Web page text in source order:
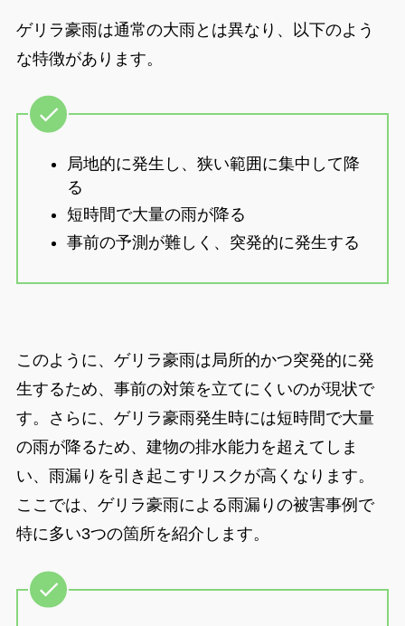
ゲリラ豪雨は通常の大雨とは異なり、以下のよう
な特徴があります。
局地的に発生し、狭い範囲に集中して降
る
短時間で大量の雨が降る
事前の予測が難しく、突発的に発生する
このように、ゲリラ豪雨は局所的かつ突発的に発
生するため、事前の対策を立てにくいのが現状で
す。さらに、ゲリラ豪雨発生時には短時間で大量
の雨が降るため、建物の排水能力を超えてしま
い、雨漏りを引き起こすリスクが高くなります。
ここでは、ゲリラ豪雨による雨漏りの被害事例で
特に多い3つの箇所を紹介します。